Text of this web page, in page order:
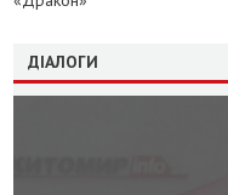
ДІАЛОГИ